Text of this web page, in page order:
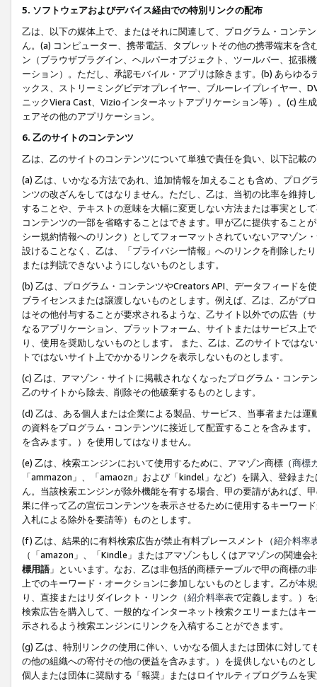
5. ソフトウェアおよびデバイス経由での特別リンクの配布
乙は、以下の媒体上で、またはそれに関連して、プログラム・コンテ
ん。(a) コンピューター、携帯電話、タブレットその他の携帯端末を
ン（ブラウザプラグイン、ヘルパーオブジェクト、ツールバー、拡張
ーション）。ただし、承認モバイル・アプリは除きます。(b) あらゆ
ックス、ストリーミングビデオプレイヤー、ブルーレイプレイヤー、
ニックViera Cast、Vizioインターネットアプリケーション等）。(c)
ェアその他のアプリケーション。
6. 乙のサイトのコンテンツ
乙は、乙のサイトのコンテンツについて単独で責任を負い、以下記載
(a) 乙は、いかなる方法であれ、追加情報を加えることも含め、プロ
ンツの改ざんをしてはなりません。ただし、乙は、当初の比率を維持
することや、テキストの意味を大幅に変更しない方法または事実とし
コンテンツの一部を省略することはできます。甲が乙に提供すること
シー規約情報へのリンク）としてフォーマットされていないアマゾン
設けることなく、乙は、「プライバシー情報」へのリンクを削除した
または判読できないようにしないものとします。
(b) 乙は、プログラム・コンテンツやCreators API、データフィード
ブライセンスまたは譲渡しないものとします。例えば、乙は、乙がプ
はその他付与することが要求されるような、乙サイト以外での広告（
なるアプリケーション、プラットフォーム、サイトまたはサービス上
り、使用を奨励しないものとします。 また、乙は、乙のサイトでは
トではないサイト上でかかるリンクを表示しないものとします。
(c) 乙は、アマゾン・サイトに掲載されなくなったプログラム・コン
乙のサイトから除去、削除その他破棄するものとします。
(d) 乙は、ある個人または企業による製品、サービス、当事者または
の資料をプログラム・コンテンツに接近して配置することを含みます
を含みます。）を使用してはなりません。
(e) 乙は、検索エンジンにおいて使用するために、アマゾン商標（商標
「ammazon」、「amaozn」および「kindel」など）を購入、登録ま
ん。当該検索エンジンが除外機能を有する場合、甲の要請があれば、
果に伴って乙の宣伝コンテンツを表示させるために使用するキーワー
入札による除外を要請等）ものとします。
(f) 乙は、結果的に有料検索広告が禁止有料プレースメント（紹介料率
（「amazon」、「Kindle」またはアマゾンもしくはアマゾンの関連
標用語」といいます。なお、乙は非包括的商標テーブルで甲の商標の
上でのキーワード・オークションに参加しないものとします。乙が本
り、直接またはリダイレクト・リンク（紹介料率表で定義します。）
検索広告を購入して、一般的なインターネット検索クエリーまたはキ
示されるよう検索エンジンにリンクを入稿することができます。
(g) 乙は、特別リンクの使用に伴い、いかなる個人または団体に対し
の他の組織への寄付その他の便益を含みます。）を提供しないものと
個人または団体に奨励する「報奨」またはロイヤルティプログラムを